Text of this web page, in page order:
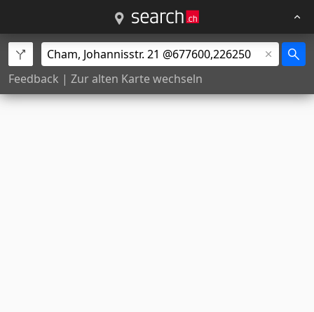
Feedback | Zur alten Karte wechseln